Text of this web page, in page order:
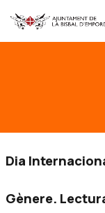
Dia
Gènere.